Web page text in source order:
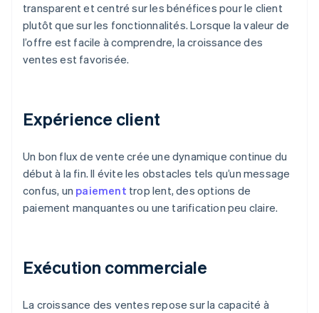
transparent et centré sur les bénéfices pour le client
plutôt que sur les fonctionnalités. Lorsque la valeur de
l’offre est facile à comprendre, la croissance des
ventes est favorisée.
Expérience client
Un bon flux de vente crée une dynamique continue du
début à la fin. Il évite les obstacles tels qu’un message
confus, un paiement trop lent, des options de
paiement manquantes ou une tarification peu claire.
Exécution commerciale
La croissance des ventes repose sur la capacité à